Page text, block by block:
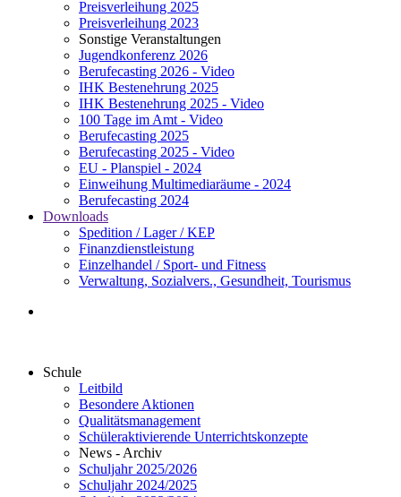
Preisverleihung 2025
Preisverleihung 2023
Sonstige Veranstaltungen
Jugendkonferenz 2026
Berufecasting 2026 - Video
IHK Bestenehrung 2025
IHK Bestenehrung 2025 - Video
100 Tage im Amt - Video
Berufecasting 2025
Berufecasting 2025 - Video
EU - Planspiel - 2024
Einweihung Multimediaräume - 2024
Berufecasting 2024
Downloads
Spedition / Lager / KEP
Finanzdienstleistung
Einzelhandel / Sport- und Fitness
Verwaltung, Sozialvers., Gesundheit, Tourismus
Schule
Leitbild
Besondere Aktionen
Qualitätsmanagement
Schüleraktivierende Unterrichtskonzepte
News - Archiv
Schuljahr 2025/2026
Schuljahr 2024/2025